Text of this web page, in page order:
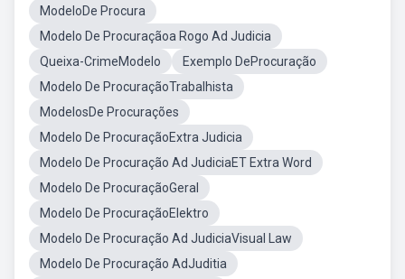
ModeloDe Procura
Modelo De Procuraçãoa Rogo Ad Judicia
Queixa-CrimeModelo
Exemplo DeProcuração
Modelo De ProcuraçãoTrabalhista
ModelosDe Procurações
Modelo De ProcuraçãoExtra Judicia
Modelo De Procuração Ad JudiciaET Extra Word
Modelo De ProcuraçãoGeral
Modelo De ProcuraçãoElektro
Modelo De Procuração Ad JudiciaVisual Law
Modelo De Procuração AdJuditia